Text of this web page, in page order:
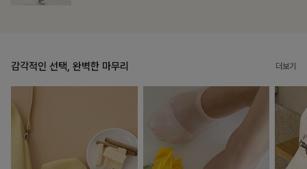
감각적인 선택, 완벽한 마무리 더보기